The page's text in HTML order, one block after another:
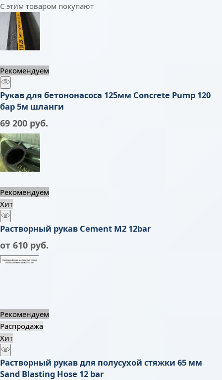
С этим товаром покупают
Рекомендуем
Рукав для бетононасоса 125мм Concrete Pump 120
бар 5м шланги
69 200 руб.
Рекомендуем
Хит
Растворный рукав Cement M2 12bar
от 610 руб.
Рекомендуем
Распродажа
Хит
Растворный рукав для полусухой стяжки 65 мм
Sand Blasting Hose 12 bar